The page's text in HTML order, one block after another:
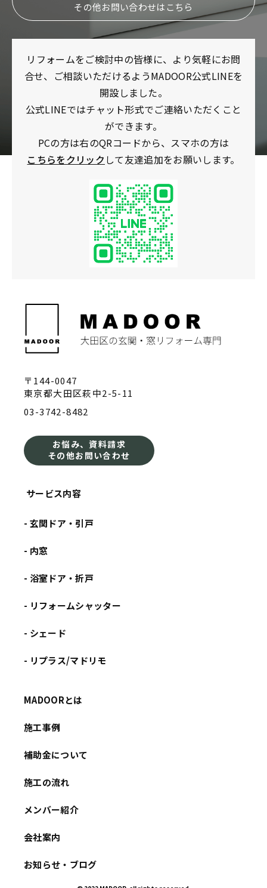
その他お問い合わせはこちら
リフォームをご検討中の皆様に、より気軽にお問
合せ、ご相談いただけるようMADOOR公式LINEを
開設しました。
公式LINEではチャット形式でご連絡いただくこと
ができます。
PCの方は右のQRコードから、スマホの方は
こちらをクリック して友達追加をお願いします。
〒144-0047
東京都大田区萩中2-5-11
03-3742-8482
お悩み、資料請求
その他お問い合わせ
サービス内容
- 玄関ドア・引戸
- 内窓
- 浴室ドア・折戸
- リフォームシャッター
- シェード
- リプラス/マドリモ
MADOORとは
施工事例
補助金について
施工の流れ
メンバー紹介
会社案内
お知らせ・ブログ